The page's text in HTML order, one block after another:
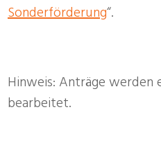
Sonderförderung“.
Hinweis: Anträge werden
bearbeitet.